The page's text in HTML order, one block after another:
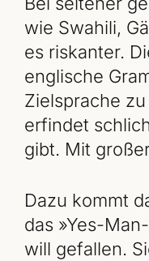
wie Swahili,
es riskanter.
englische
Zielsprache
erfindet
gibt. Mit
Dazu kommt
das »Yes-
will gefallen.